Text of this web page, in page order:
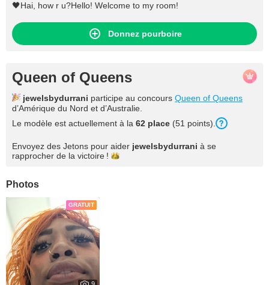
🖤Hai, how r u?Hello! Welcome to my room!
Donnez pourboire
Queen of Queens
jewelsbydurrani participe au concours Queen of Queens
d’Amérique du Nord et d’Australie.
Le modèle est actuellement à la 62 place (51 points).
Envoyez des Jetons pour aider jewelsbydurrani à se
rapprocher de la victoire !
Photos
GRATUIT